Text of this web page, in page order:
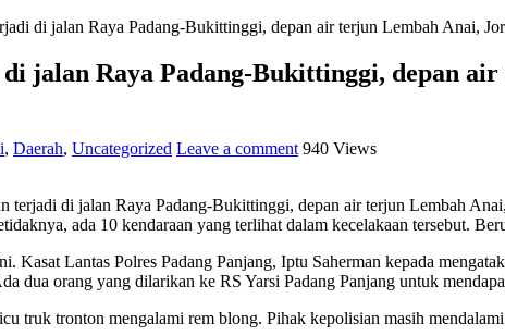
di jalan Raya Padang-Bukittinggi, depan air terjun Lembah Anai,
jalan Raya Padang-Bukittinggi, depan
, Daerah, Uncategorized Leave a comment 940 Views
terjadi di jalan Raya Padang-Bukittinggi, depan air terjun Lembah
ada 10 kendaraan yang terlihat dalam kecelakaan tersebut.
Kasat Lantas Polres Padang Panjang, Iptu Saherman kepada
dua orang yang dilarikan ke RS Yarsi Padang Panjang untuk
truk tronton mengalami rem blong. Pihak kepolisian masih